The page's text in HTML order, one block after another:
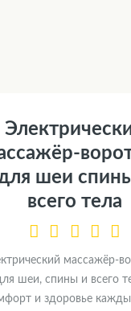
шеи
всего тела
массажёр-
шеи, спины и всего
и здоровье